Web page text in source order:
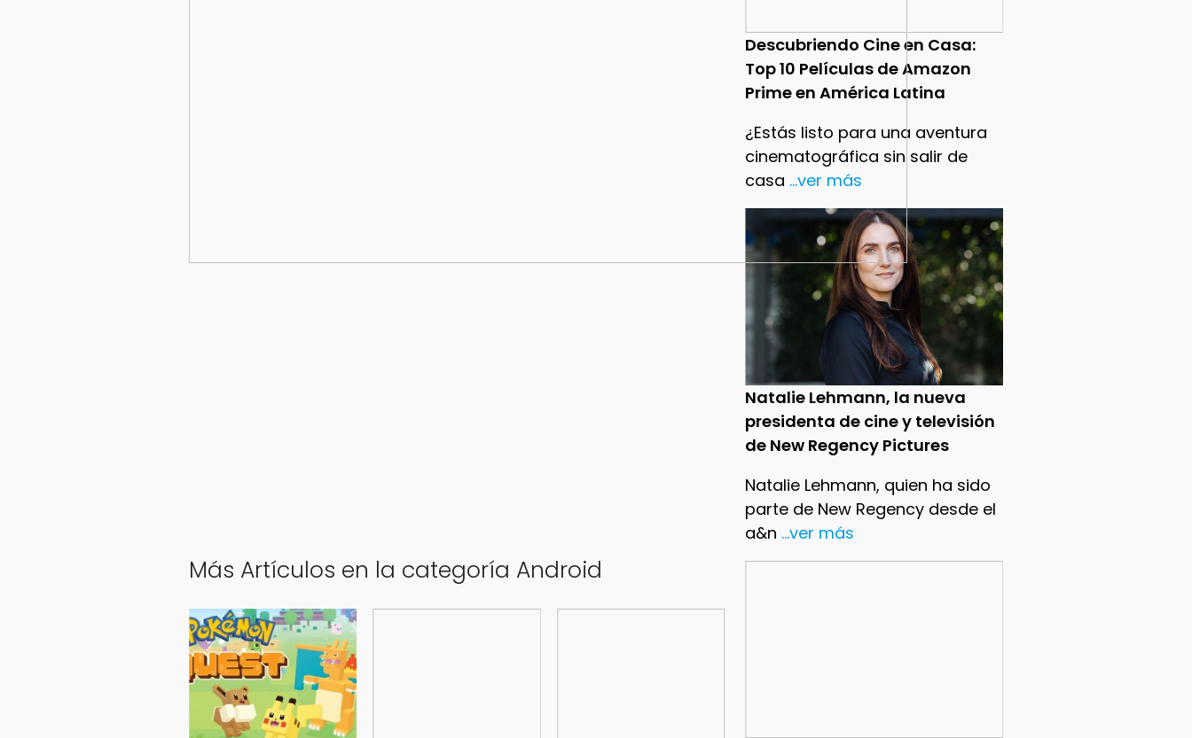
Descubriendo Cine en Casa:
Top 10 Películas de Amazon
Prime en América Latina
¿Estás listo para una aventura
cinematográfica sin salir de
casa ...ver más
Natalie Lehmann, la nueva
presidenta de cine y televisión
de New Regency Pictures
Natalie Lehmann, quien ha sido
parte de New Regency desde el
a&n ...ver más
Más Artículos en la categoría Android